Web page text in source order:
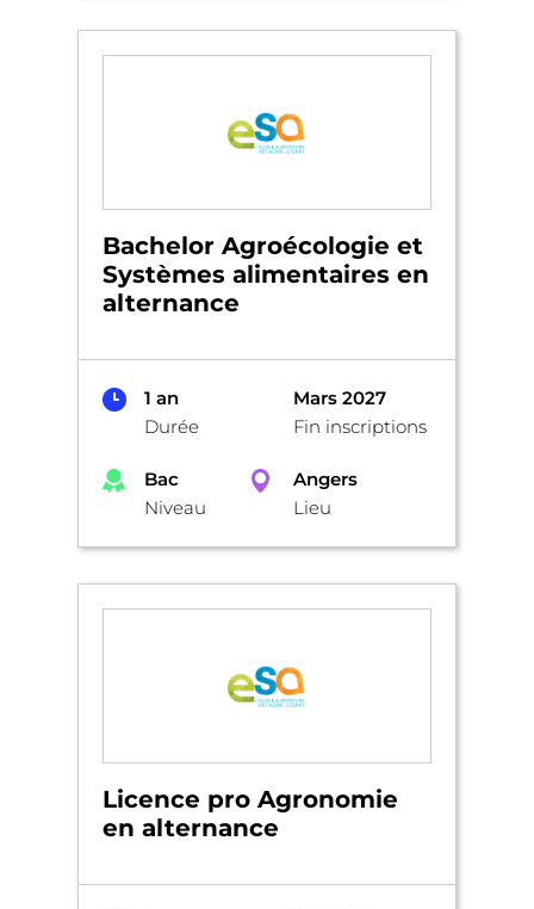
Bachelor Agroécologie et
Systèmes alimentaires en
alternance
1 an
Durée
Mars 2027
Fin inscriptions
Bac
Niveau
Angers
Lieu
Licence pro Agronomie
en alternance